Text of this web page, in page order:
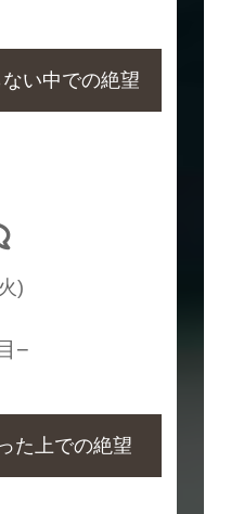
い中での絶望
)
−
た上での絶望